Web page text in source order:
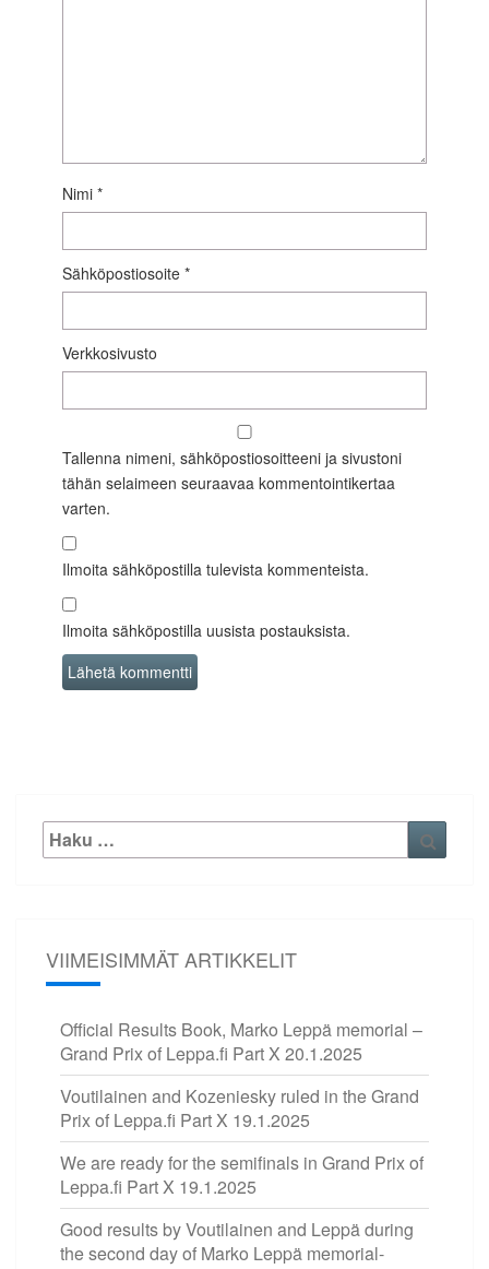
Nimi *
Sähköpostiosoite *
Verkkosivusto
Tallenna nimeni, sähköpostiosoitteeni ja sivustoni
tähän selaimeen seuraavaa kommentointikertaa
varten.
Ilmoita sähköpostilla tulevista kommenteista.
Ilmoita sähköpostilla uusista postauksista.
Etsi:
VIIMEISIMMÄT ARTIKKELIT
Official Results Book, Marko Leppä memorial –
Grand Prix of Leppa.fi Part X 20.1.2025
Voutilainen and Kozeniesky ruled in the Grand
Prix of Leppa.fi Part X 19.1.2025
We are ready for the semifinals in Grand Prix of
Leppa.fi Part X 19.1.2025
Good results by Voutilainen and Leppä during
the second day of Marko Leppä memorial-